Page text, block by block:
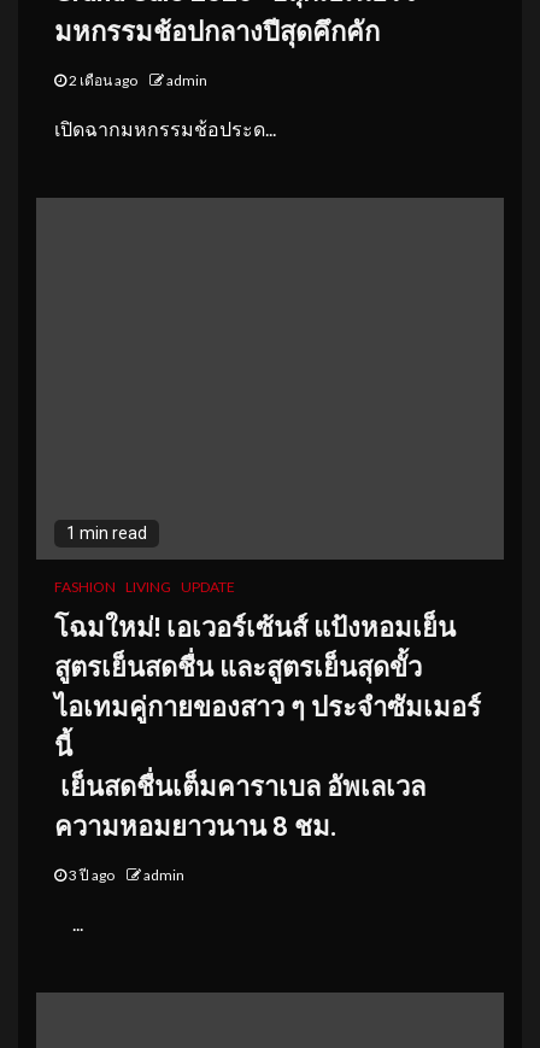
มหกรรมช้อปกลางปีสุดคึกคัก
2 เดือน ago admin
เปิดฉากมหกรรมช้อประด...
1 min read
FASHION LIVING UPDATE
โฉมใหม่! เอเวอร์เซ้นส์ แป้งหอมเย็น
สูตรเย็นสดชื่น และสูตรเย็นสุดขั้ว
ไอเทมคู่กายของสาว ๆ ประจำซัมเมอร์
นี้
เย็นสดชื่นเต็มคาราเบล อัพเลเวล
ความหอมยาวนาน 8 ชม.
3 ปี ago admin